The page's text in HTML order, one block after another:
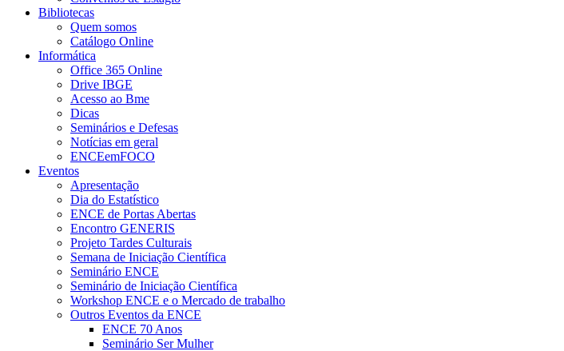
Bibliotecas
Quem somos
Catálogo Online
Informática
Office 365 Online
Drive IBGE
Acesso ao Bme
Dicas
Seminários e Defesas
Notícias em geral
ENCEemFOCO
Eventos
Apresentação
Dia do Estatístico
ENCE de Portas Abertas
Encontro GENERIS
Projeto Tardes Culturais
Semana de Iniciação Científica
Seminário ENCE
Seminário de Iniciação Científica
Workshop ENCE e o Mercado de trabalho
Outros Eventos da ENCE
ENCE 70 Anos
Seminário Ser Mulher